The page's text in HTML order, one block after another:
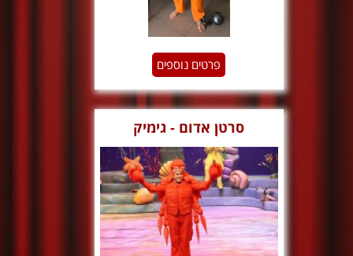
פרטים נוספים
סרטן אדום - גימיק